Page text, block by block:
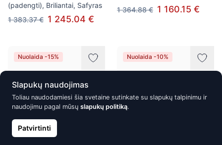
(padengti), Briliantai, Safyras
1 383.37 € 1 245.04 €
1 364.88 € 1 160.15 €
Nuolaida -15% Nuolaida -10%
Slapukų naudojimas
Toliau naudodamiesi šia svetaine sutinkate su slapukų talpinimu ir
naudojimu pagal mūsų slapukų politiką.
Patvirtinti